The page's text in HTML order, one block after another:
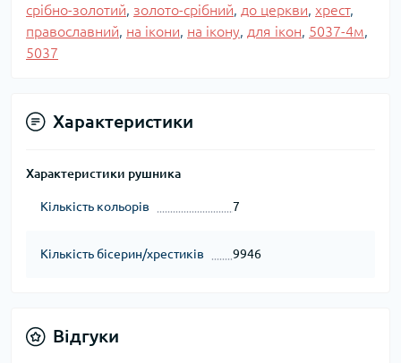
срібно-золотий, золото-срібний, до церкви, хрест,
православний, на ікони, на ікону, для ікон, 5037-4м,
5037
Характеристики
Характеристики рушника
Кількість кольорів 7
Кількість бісерин/хрестиків 9946
Відгуки